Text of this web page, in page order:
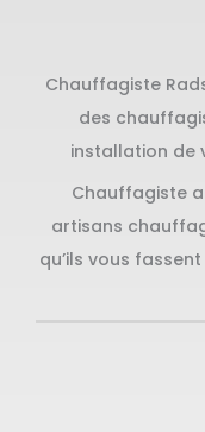
Chauffagiste
des
installation de
Chauffagiste
artisans
qu’ils vous